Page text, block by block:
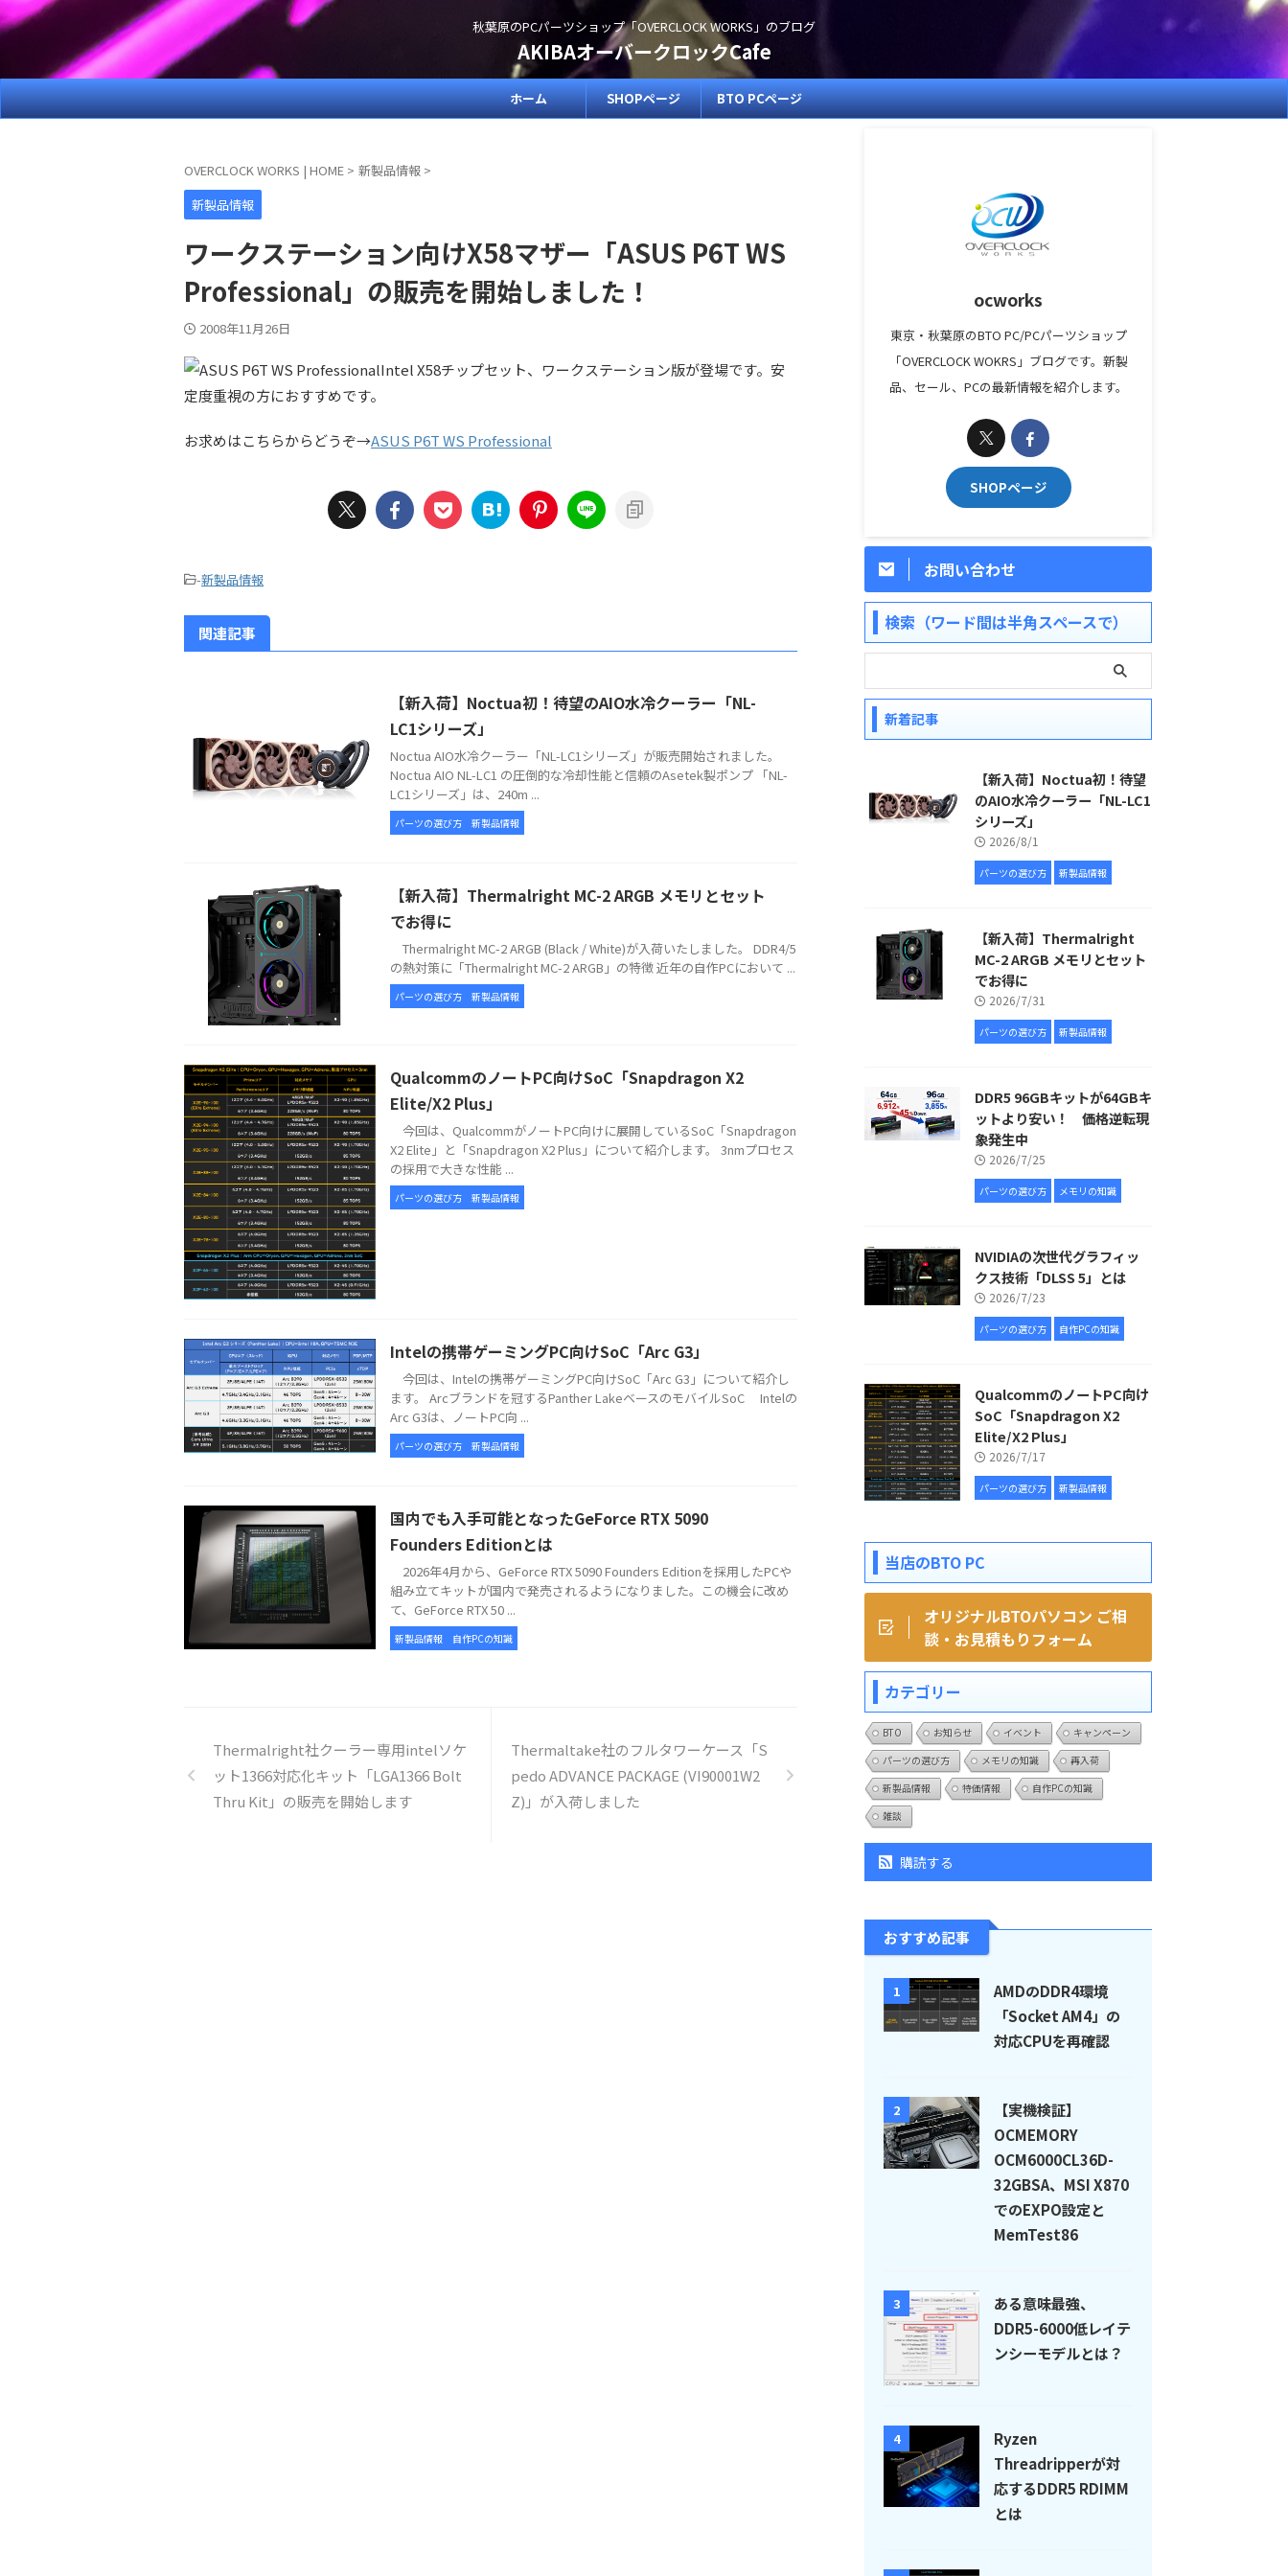
秋葉原のPCパーツショップ「OVERCLOCK WORKS」のブログ
AKIBAオーバークロックCafe
ホーム SHOPページ BTO PCページ
OVERCLOCK WORKS | HOME > 新製品情報 >
新製品情報
ワークステーション向けX58マザー「ASUS P6T WS
Professional」の販売を開始しました！
2008年11月26日
Intel X58チップセット、ワークステーション版が登場です。安
定度重視の方におすすめです。
お求めはこちらからどうぞ→ASUS P6T WS Professional
-新製品情報
関連記事
【新入荷】Noctua初！待望のAIO水冷クーラー「NL-
LC1シリーズ」
Noctua AIO水冷クーラー「NL-LC1シリーズ」が販売開始されました。
Noctua AIO NL-LC1 の圧倒的な冷却性能と信頼のAsetek製ポンプ 「NL-
LC1シリーズ」は、240m ...
パーツの選び方 新製品情報
【新入荷】Thermalright MC-2 ARGB メモリとセット
でお得に
Thermalright MC-2 ARGB (Black / White)が入荷いたしました。 DDR4/5
の熱対策に「Thermalright MC-2 ARGB」の特徴 近年の自作PCにおいて ...
パーツの選び方 新製品情報
QualcommのノートPC向けSoC「Snapdragon X2
Elite/X2 Plus」
今回は、QualcommがノートPC向けに展開しているSoC「Snapdragon
X2 Elite」と「Snapdragon X2 Plus」について紹介します。 3nmプロセス
の採用で大きな性能 ...
パーツの選び方 新製品情報
Intelの携帯ゲーミングPC向けSoC「Arc G3」
今回は、Intelの携帯ゲーミングPC向けSoC「Arc G3」について紹介し
ます。 Arcブランドを冠するPanther LakeベースのモバイルSoC Intelの
Arc G3は、ノートPC向 ...
パーツの選び方 新製品情報
国内でも入手可能となったGeForce RTX 5090
Founders Editionとは
2026年4月から、GeForce RTX 5090 Founders Editionを採用したPCや
組み立てキットが国内で発売されるようになりました。この機会に改め
て、GeForce RTX 50 ...
新製品情報 自作PCの知識
Thermalright社クーラー専用intelソケ
ット1366対応化キット「LGA1366 Bolt
Thru Kit」の販売を開始します
Thermaltake社のフルタワーケース「S
pedo ADVANCE PACKAGE (VI90001W2
Z)」が入荷しました
ocworks
東京・秋葉原のBTO PC/PCパーツショップ
「OVERCLOCK WOKRS」ブログです。新製
品、セール、PCの最新情報を紹介します。
SHOPページ
お問い合わせ
検索（ワード間は半角スペースで）
新着記事
【新入荷】Noctua初！待望
のAIO水冷クーラー「NL-LC1
シリーズ」
2026/8/1
パーツの選び方 新製品情報
【新入荷】Thermalright
MC-2 ARGB メモリとセット
でお得に
2026/7/31
パーツの選び方 新製品情報
DDR5 96GBキットが64GBキ
ットより安い！ 価格逆転現
象発生中
2026/7/25
パーツの選び方 メモリの知識
NVIDIAの次世代グラフィッ
クス技術「DLSS 5」とは
2026/7/23
パーツの選び方 自作PCの知識
QualcommのノートPC向け
SoC「Snapdragon X2
Elite/X2 Plus」
2026/7/17
パーツの選び方 新製品情報
当店のBTO PC
オリジナルBTOパソコン ご相
談・お見積もりフォーム
カテゴリー
BTO お知らせ イベント
キャンペーン
パーツの選び方
メモリの知識
再入荷
新製品情報
特価情報
自作PCの知識
雑談
購読する
おすすめ記事
1
AMDのDDR4環境
「Socket AM4」の
対応CPUを再確認
2
【実機検証】
OCMEMORY
OCM6000CL36D-
32GBSA、MSI X870
でのEXPO設定と
MemTest86
3
ある意味最強、
DDR5-6000低レイテ
ンシーモデルとは？
4
Ryzen
Threadripperが対
応するDDR5 RDIMM
とは